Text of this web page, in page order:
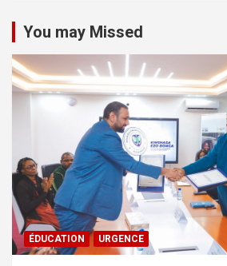
You may Missed
ÉDUCATION URGENCE